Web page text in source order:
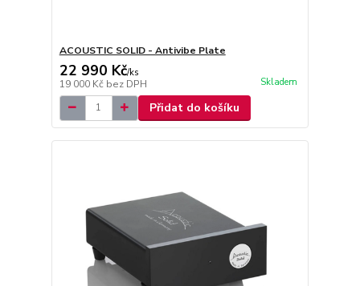
ACOUSTIC SOLID - Antivibe Plate
22 990 Kč/ks
19 000 Kč bez DPH Skladem
Přidat do košíku